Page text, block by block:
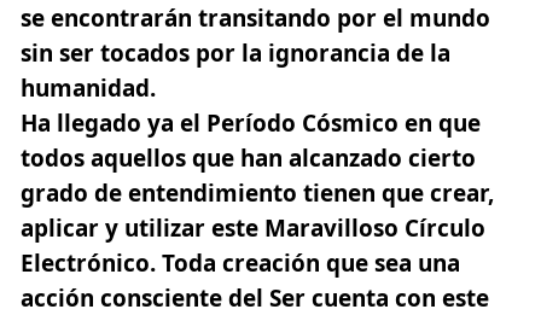
se encontrarán transitando por el mundo
sin ser tocados por la ignorancia de la
humanidad.
Ha llegado ya el Período Cósmico en que
todos aquellos que han alcanzado cierto
grado de entendimiento tienen que crear,
aplicar y utilizar este Maravilloso Círculo
Electrónico. Toda creación que sea una
acción consciente del Ser cuenta con este